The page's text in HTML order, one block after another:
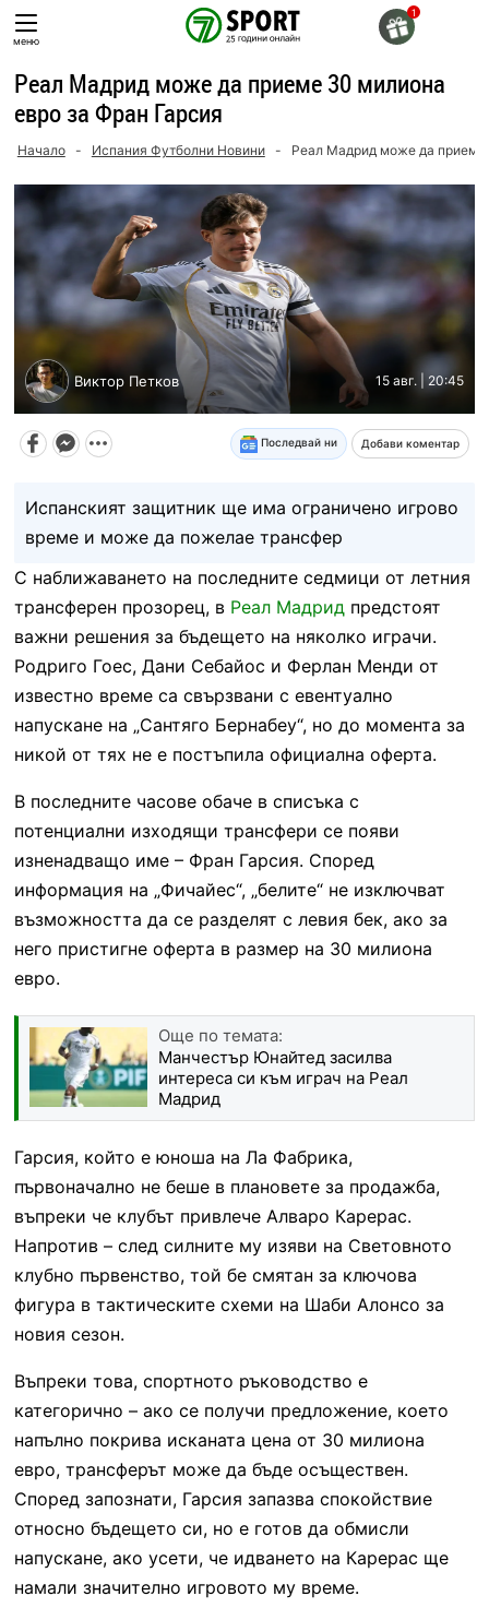
Skip
toменю
Реал Мадрид може да приеме 30 милиона
евро за Фран Гарсия
Начало - Испания Футболни Новини - Реал Мадрид може да приеме
Виктор Петков 15 авг. | 20:45
Последвай ни Добави коментар
Испанският защитник ще има ограничено игрово
време и може да пожелае трансфер
С наближаването на последните седмици от летния
трансферен прозорец, в Реал Мадридпредстоят
важни решения за бъдещето на няколко играчи.
Родриго Гоес, Дани Себайос и Ферлан Менди от
известно време са свързвани с евентуално
напускане на „Сантяго Бернабеу“, но до момента за
никой от тях не е постъпила официална оферта.
В последните часове обаче в списъка с
потенциални изходящи трансфери се появи
изненадващо име – Фран Гарсия. Според
информация на „Фичайес“, „белите“ не изключват
възможността да се разделят с левия бек, ако за
него пристигне оферта в размер на 30 милиона
евро.
Още по темата:
Манчестър Юнайтед засилва
интереса си към играч на Реал
Мадрид
Гарсия, който е юноша на Ла Фабрика,
първоначално не беше в плановете за продажба,
въпреки че клубът привлече Алваро Карерас.
Напротив – след силните му изяви на Световното
клубно първенство, той бе смятан за ключова
фигура в тактическите схеми на Шаби Алонсо за
новия сезон.
Въпреки това, спортното ръководство е
категорично – ако се получи предложение, което
напълно покрива исканата цена от 30 милиона
евро, трансферът може да бъде осъществен.
Според запознати, Гарсия запазва спокойствие
относно бъдещето си, но е готов да обмисли
напускане, ако усети, че идването на Карерас ще
намали значително игровото му време.